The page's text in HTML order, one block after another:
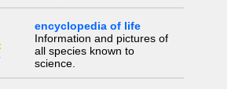
encyclopedia of life
Information and pictures of
all species known to
science.